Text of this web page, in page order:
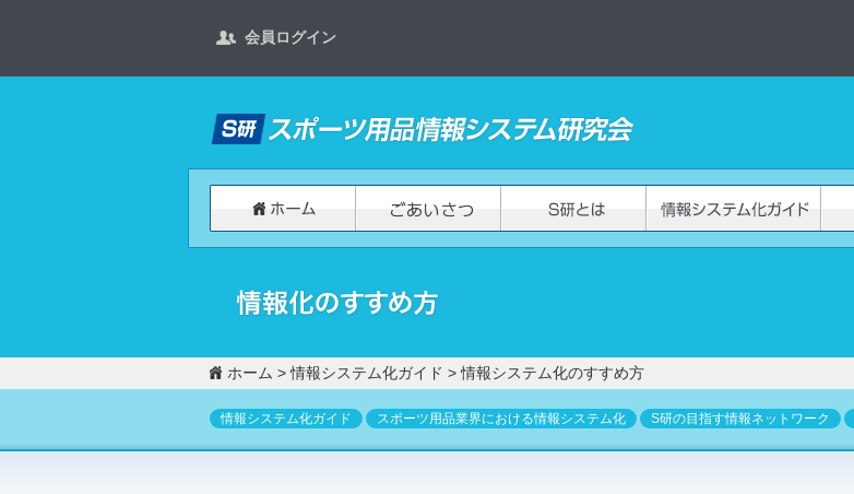
会員ログイン
ホーム >情報システム化ガイド >情報システム化のすすめ方
情報システム化ガイド スポーツ用品業界における情報システム化 S研の目指す情報ネットワーク